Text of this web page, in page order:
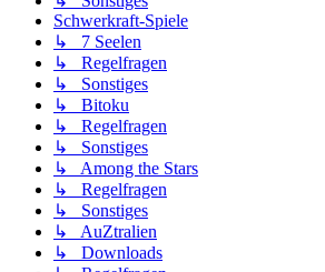
Schwerkraft-Spiele
↳ 7 Seelen
↳ Regelfragen
↳ Sonstiges
↳ Bitoku
↳ Regelfragen
↳ Sonstiges
↳ Among the Stars
↳ Regelfragen
↳ Sonstiges
↳ AuZtralien
↳ Downloads